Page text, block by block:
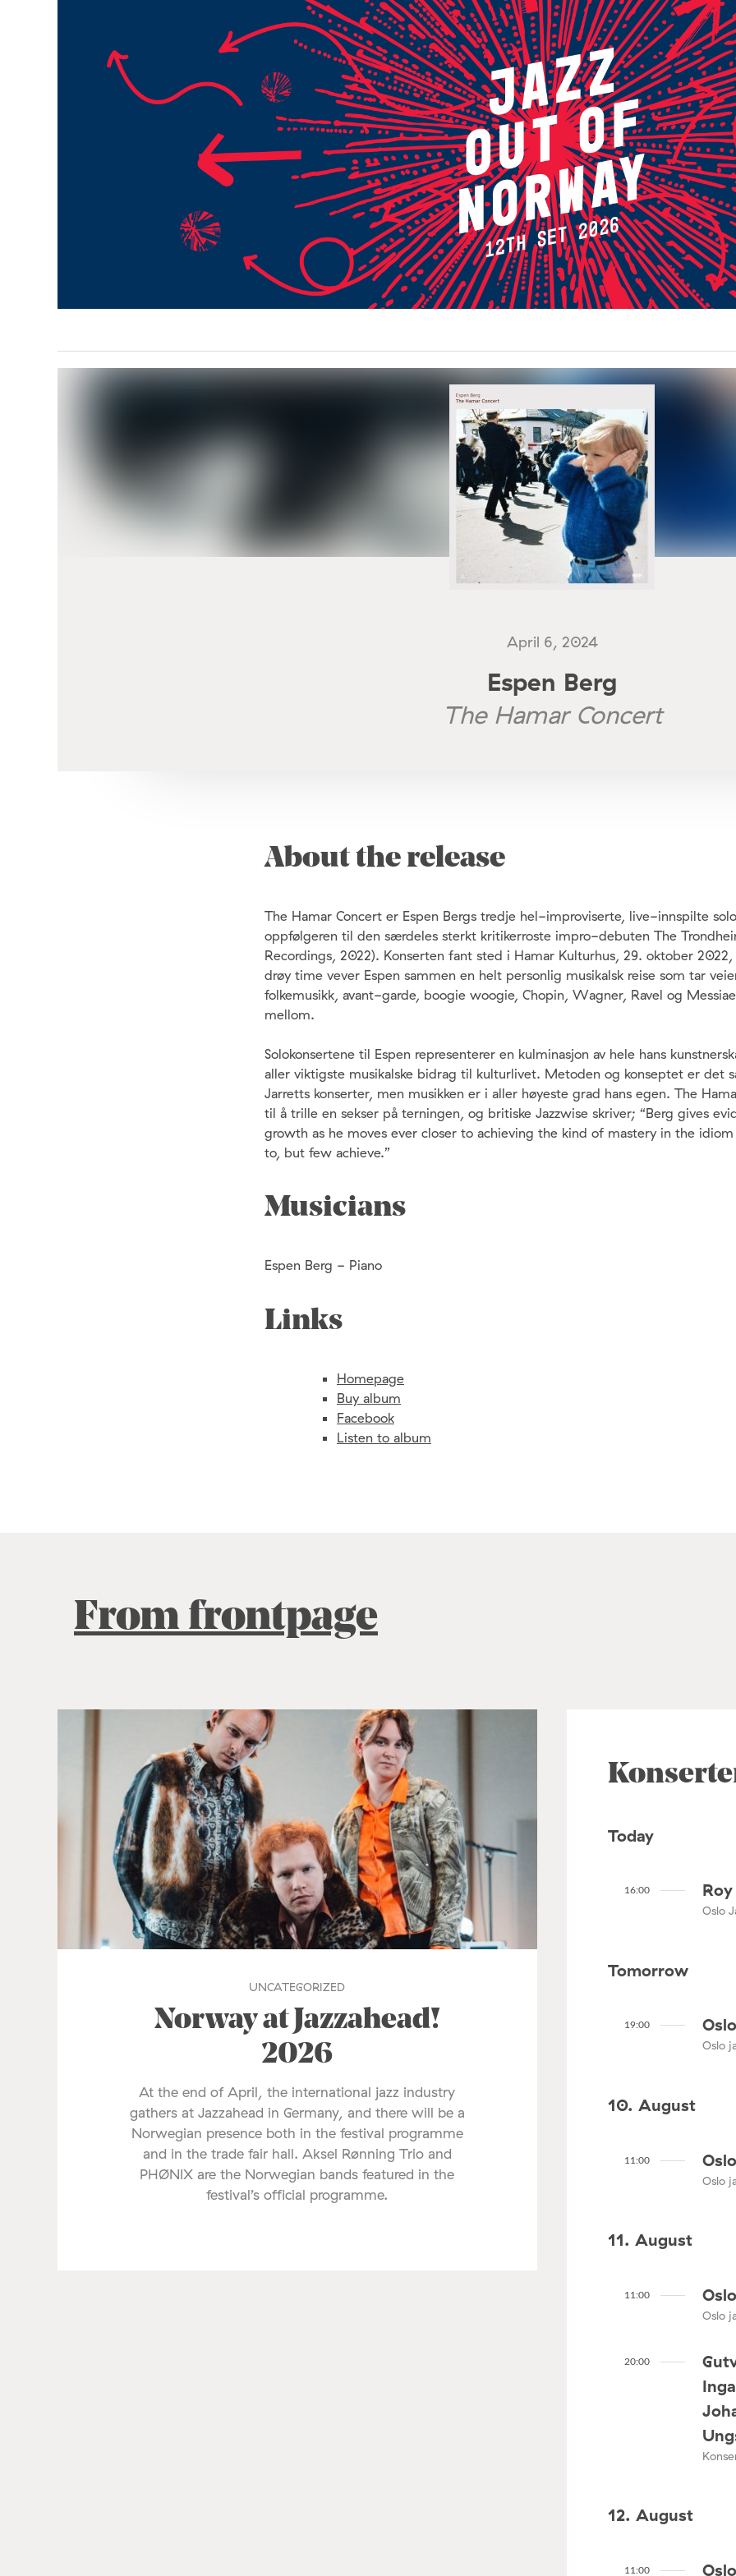
April 6, 2024
Espen Berg
The Hamar Concert
About the release
The Hamar Concert er Espen Bergs tredje hel-improviserte, live-innspilte
oppfølgeren til den særdeles sterkt kritikerroste impro-debuten The
Recordings, 2022). Konserten fant sted i Hamar Kulturhus, 29. oktober
drøy time vever Espen sammen en helt personlig musikalsk reise som tar
folkemusikk, avant-garde, boogie woogie, Chopin, Wagner, Ravel og
mellom.
Solokonsertene til Espen representerer en kulminasjon av hele hans
aller viktigste musikalske bidrag til kulturlivet. Metoden og konseptet er det
Jarretts konserter, men musikken er i aller høyeste grad hans egen. The
til å trille en sekser på terningen, og britiske Jazzwise skriver; “Berg gives
growth as he moves ever closer to achieving the kind of mastery in the
to, but few achieve.”
Musicians
Espen Berg - Piano
Links
Homepage
Buy album
Facebook
Listen to album
From frontpage
UNCATEGORIZED
Norway at Jazzahead!
2026
At the end of April, the international jazz industry
gathers at Jazzahead in Germany, and there will be a
Norwegian presence both in the festival programme
and in the trade fair hall. Aksel Rønning Trio and
PHØNIX are the Norwegian bands featured in the
festival’s official programme.
Today
16:00
Oslo
Tomorrow
19:00
Oslo
10. August
11:00
Oslo
11. August
11:00
Oslo
20:00
12. August
11:00